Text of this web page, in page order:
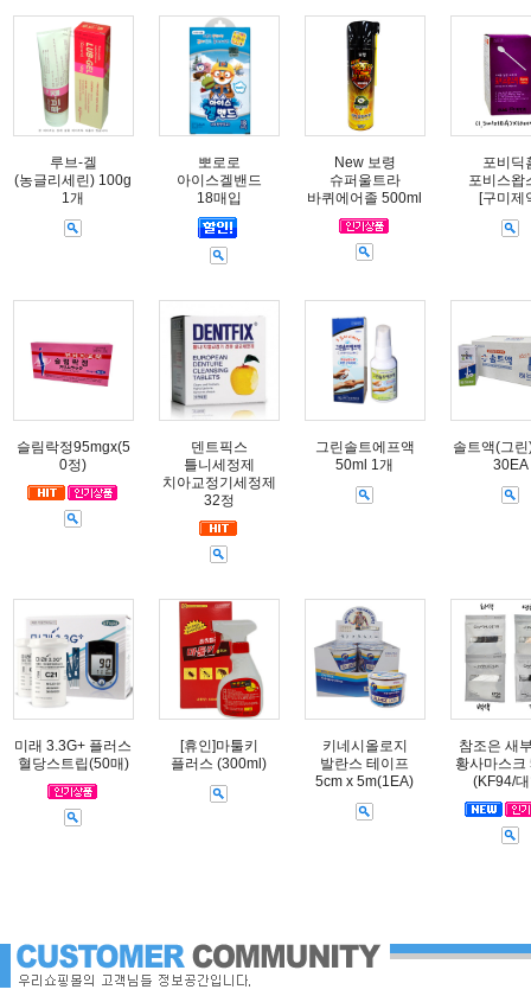
루브-겔
(농글리세린) 100g
1개
뽀로로
아이스겔밴드
18매입
New 보령
슈퍼울트라
바퀴에어졸 500ml
포비딕
포비스왑
[구미제
슬림락정95mgx(5
0정)
덴트픽스
틀니세정제
치아교정기세정제
32정
그린솔트에프액
50ml 1개
솔트액(그
30EA
미래 3.3G+ 플러스
혈당스트립(50매)
[휴인]마툴키
플러스 (300ml)
키네시올로지
발란스 테이프
5cm x 5m(1EA)
참조은 새
황사마스크
(KF94/